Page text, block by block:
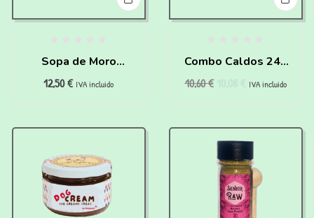
Sopa de Moro
instantánea para
12,50€ IVA incluido
Combo Caldos 240
10,60€ IVA incluido